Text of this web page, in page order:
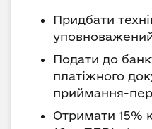
Придбати
Подати до
платіжного
приймання-
Отримати 15%